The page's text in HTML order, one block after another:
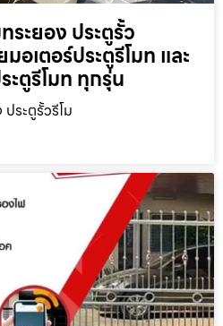
ระยอง ประตูรั้ว
อเตอร์ประตูรีโมท และ
ะตูรีโมท ทุกรุ่น
ระตูรั้วรีโม